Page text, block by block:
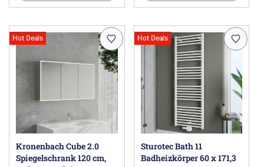
Hot Deals
Kronenbach Cube 2.0
Spiegelschrank 120 cm,
Hot Deals
Sturotec Bath 11
Badheizkörper 60 x 171,3